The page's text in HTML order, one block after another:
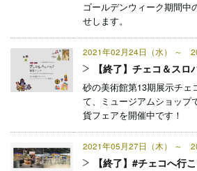
ゴールデンウィーク期間中
せします。
2021年02月24日（水） ～
【終了】チェコ＆ス
砂の美術館第13期展示チェ
て、ミュージアムショップ
貨フェアを開催中です！
2021年05月27日（木） ～
【終了】#チェコへ